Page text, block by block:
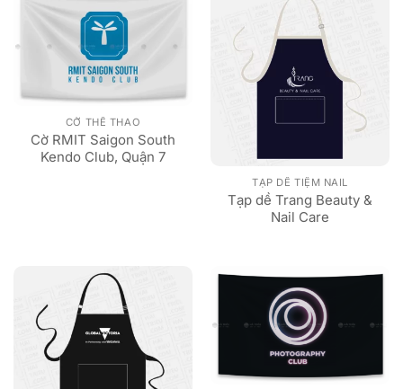
CỜ THỂ THAO
Cờ RMIT Saigon South
Kendo Club, Quận 7
TẠP DỀ TIỆM NAIL
Tạp dề Trang Beauty &
Nail Care